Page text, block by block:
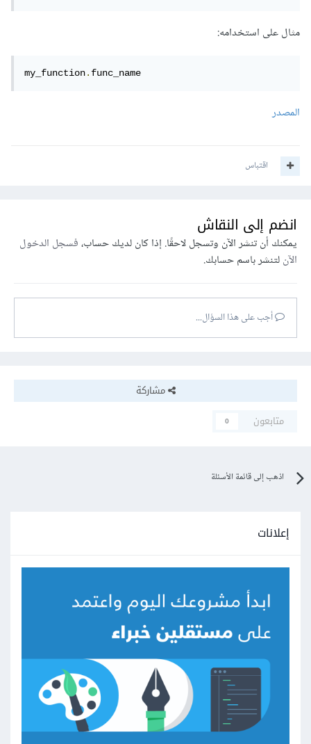
مثال على استخدامه:
my_function.func_name
المصدر
اقتباس
انضم إلى النقاش
يمكنك أن تنشر الآن وتسجل لاحقًا. إذا كان لديك حساب،فسجل الدخول
الآنلتنشر باسم حسابك.
أجب على هذا السؤال...
مشاركة
متابعون
0
اذهب إلى قائمة الأسئلة
إعلانات